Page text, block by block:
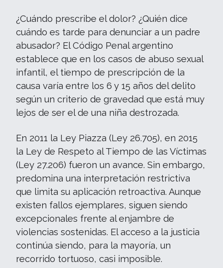
¿Cuándo prescribe el dolor? ¿Quién dice
cuándo es tarde para denunciar a un padre
abusador? El Código Penal argentino
establece que en los casos de abuso sexual
infantil, el tiempo de prescripción de la
causa varía entre los 6 y 15 años del delito
según un criterio de gravedad que está muy
lejos de ser el de una niña destrozada.
En 2011 la Ley Piazza (Ley 26.705), en 2015
la Ley de Respeto al Tiempo de las Víctimas
(Ley 27.206) fueron un avance. Sin embargo,
predomina una interpretación restrictiva
que limita su aplicación retroactiva. Aunque
existen fallos ejemplares, siguen siendo
excepcionales frente al enjambre de
violencias sostenidas. El acceso a la justicia
continúa siendo, para la mayoría, un
recorrido tortuoso, casi imposible.